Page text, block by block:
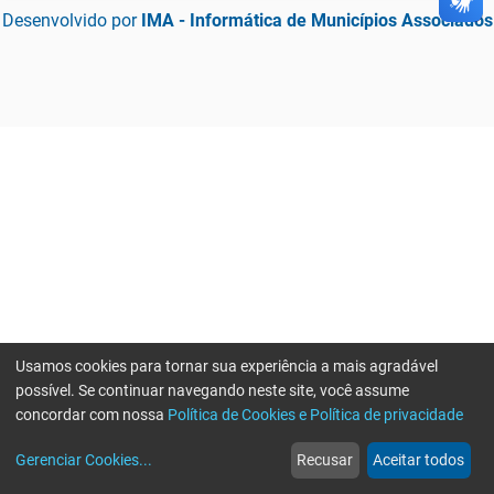
Desenvolvido por IMA - Informática de Municípios Associados
web
Notícias
more_horiz
Mais
Usamos cookies para tornar sua experiência a mais agradável
possível. Se continuar navegando neste site, você assume
concordar com nossa Política de Cookies e Política de privacidade
Gerenciar Cookies... Recusar Aceitar todos
Erro ao enviar informações, por favor tente novamente